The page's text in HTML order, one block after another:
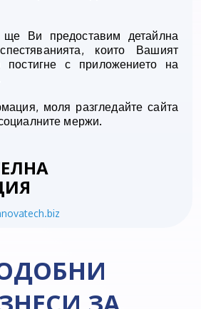
Ви предоставим детайлна
които Вашият
с приложението на
моля разгледайте сайта
мержи.